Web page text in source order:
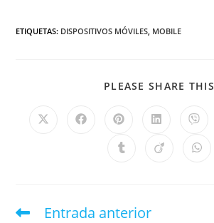
ETIQUETAS: DISPOSITIVOS MÓVILES, MOBILE
PLEASE SHARE THIS
Entrada anterior